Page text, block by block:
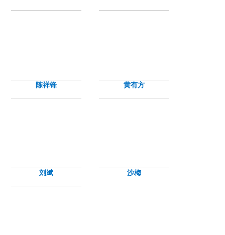
陈祥锋 黄有方
刘斌 沙梅